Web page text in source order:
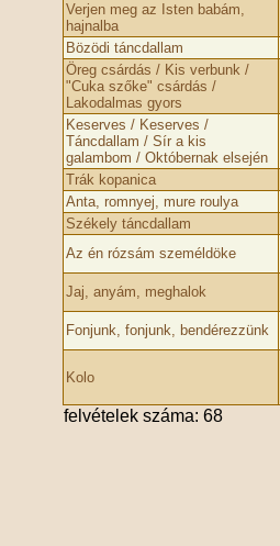
Verjen meg az Isten babám,
hajnalba
Bözödi táncdallam
Öreg csárdás / Kis verbunk /
"Cuka szőke" csárdás /
Lakodalmas gyors
Keserves / Keserves /
Táncdallam / Sír a kis
galambom / Októbernak elsején
Trák kopanica
Anta, romnyej, mure roulya
Székely táncdallam
Az én rózsám személdöke
Jaj, anyám, meghalok
Fonjunk, fonjunk, bendérezzünk
Kolo
felvételek száma: 68